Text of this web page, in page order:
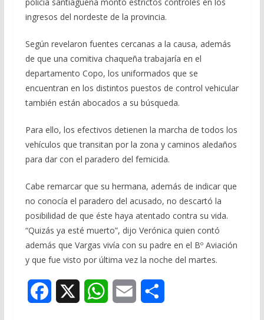
ingresos del nordeste de la provincia.
Según revelaron fuentes cercanas a la causa, además
de que una comitiva chaqueña trabajaría en el
departamento Copo, los uniformados que se
encuentran en los distintos puestos de control vehicular
también están abocados a su búsqueda.
Para ello, los efectivos detienen la marcha de todos los
vehículos que transitan por la zona y caminos aledaños
para dar con el paradero del femicida.
Cabe remarcar que su hermana, además de indicar que
no conocía el paradero del acusado, no descartó la
posibilidad de que éste haya atentado contra su vida.
“Quizás ya esté muerto”, dijo Verónica quien contó
además que Vargas vivía con su padre en el Bº Aviación
y que fue visto por última vez la noche del martes.
W